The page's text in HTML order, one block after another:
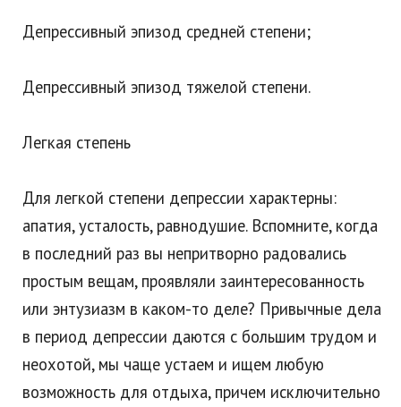
Депрессивный эпизод средней степени;
Депрессивный эпизод тяжелой степени.
Легкая степень
Для легкой степени депрессии характерны:
апатия, усталость, равнодушие. Вспомните, когда
в последний раз вы непритворно радовались
простым вещам, проявляли заинтересованность
или энтузиазм в каком-то деле? Привычные дела
в период депрессии даются с большим трудом и
неохотой, мы чаще устаем и ищем любую
возможность для отдыха, причем исключительно